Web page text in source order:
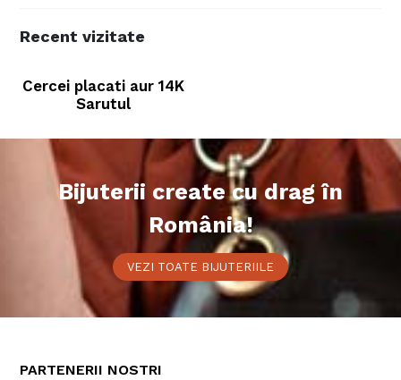
Recent vizitate
Cercei placati aur 14K
Sarutul
Bijuterii create cu drag în
România!
VEZI TOATE BIJUTERIILE
PARTENERII NOSTRI